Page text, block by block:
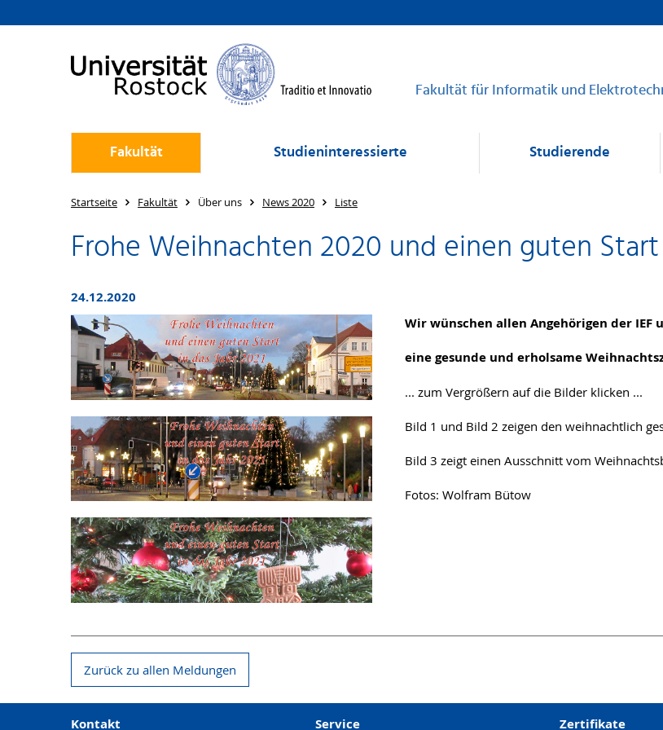
Fakultät für Informatik und
Fakultät Studieninteressierte Studierende
Startseite Fakultät Über uns News 2020 Liste
Frohe Weihnachten 2020 und einen guten Start
24.12.2020
Wir wünschen allen Angehörigen der IEF
eine gesunde und erholsame
... zum Vergrößern auf die Bilder klicken ...
Bild 1 und Bild 2 zeigen den weihnachtlich
Bild 3 zeigt einen Ausschnitt vom
Fotos: Wolfram Bütow
Zurück zu allen Meldungen
Kontakt Service Zertifikate